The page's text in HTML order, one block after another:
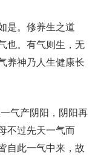
是。修养生之道
也。有气则生，无
养神乃人生健康长
气产阴阳，阴阳再
不过先天一气而
自此一气中来，故